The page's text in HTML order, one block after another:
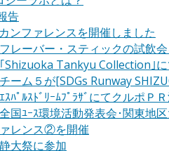
告
ンファレンスを開催しました
レーバー・スティックの試飲
Shizuoka Tankyu Collection｣に
ーム５が[SDGs Runway
ﾊﾟﾙｽﾄﾞﾘｰﾑﾌﾟﾗｻﾞにてクルポＰ
国ﾕｰｽ環境活動発表会･関東地
レンス②を開催
大祭に参加